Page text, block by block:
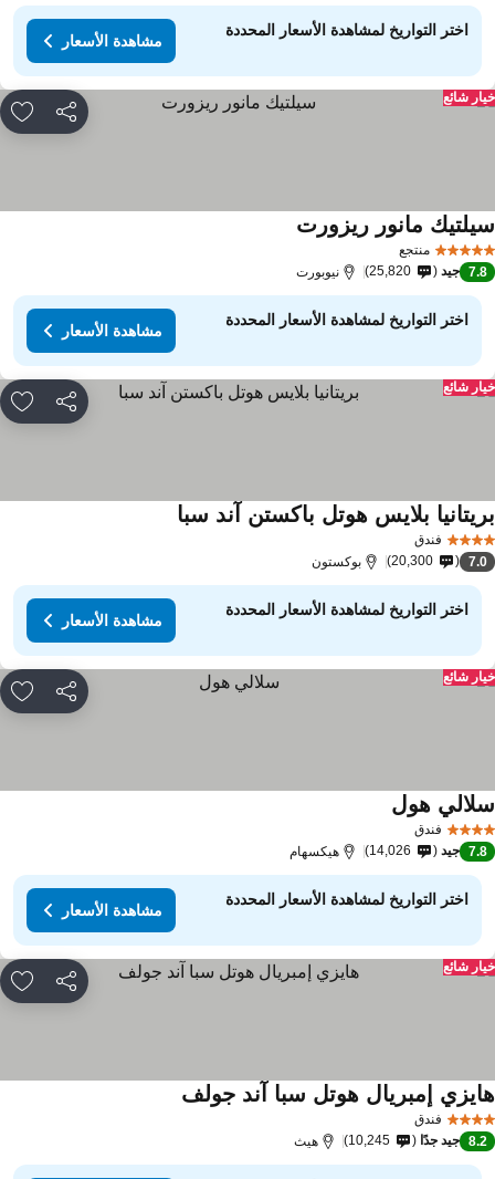
اختر التواريخ لمشاهدة الأسعار المحددة
مشاهدة الأسعار
مشاركة
شائع
منتجع
مانور ريزورت
7.8 جيد 25,820 نيوبورت
اختر التواريخ لمشاهدة الأسعار المحددة
مشاهدة الأسعار
مشاركة
شائع
فندق
بلايس هوتل باكستن آند سبا
7.0
20,300 بوكستون
اختر التواريخ لمشاهدة الأسعار المحددة
مشاهدة الأسعار
مشاركة
شائع
فندق
هول
7.8 جيد 14,026 هيكسهام
اختر التواريخ لمشاهدة الأسعار المحددة
مشاهدة الأسعار
مشاركة
شائع
فندق
إمبريال هوتل سبا آند جولف
8.2 جيد جدًا 10,245 هيث